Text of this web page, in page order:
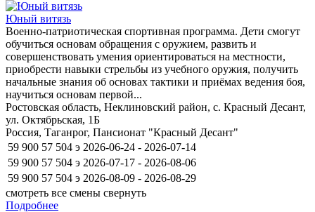
Юный витязь
Военно-патриотическая спортивная программа. Дети смогут
обучиться основам обращения с оружием, развить и
совершенствовать умения ориентироваться на местности,
приобрести навыки стрельбы из учебного оружия, получить
начальные знания об основах тактики и приёмах ведения боя,
научиться основам первой...
Ростовская область, Неклиновский район, с. Красный Десант,
ул. Октябрьская, 1Б
Россия, Таганрог, Пансионат "Красный Десант"
59 900 57 504 э 2026-06-24 - 2026-07-14
59 900 57 504 э 2026-07-17 - 2026-08-06
59 900 57 504 э 2026-08-09 - 2026-08-29
смотреть все смены свернуть
Подробнее